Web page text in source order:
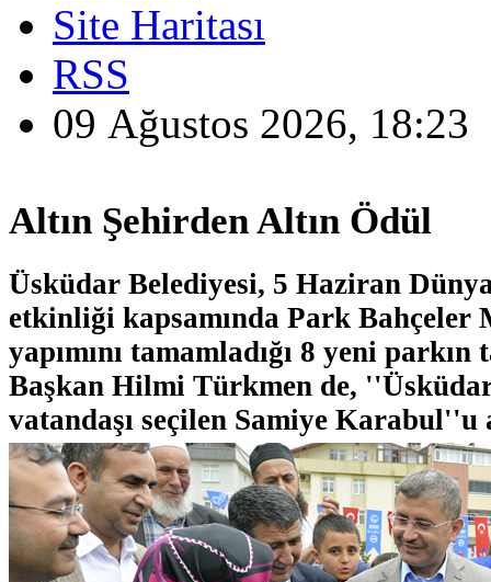
Site Haritası
RSS
09 Ağustos 2026, 18:23
Altın Şehirden Altın Ödül
Üsküdar Belediyesi, 5 Haziran
etkinliği kapsamında Park
yapımını tamamladığı 8 yeni parkın
Başkan Hilmi Türkmen de,
vatandaşı seçilen Samiye